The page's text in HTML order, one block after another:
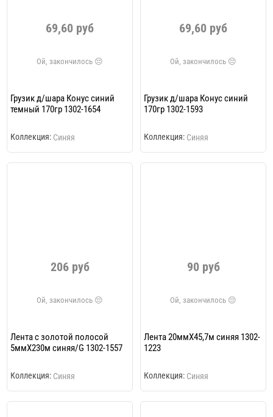
69,60 руб
Грузик д/шара Конус синий
темный 170гр 1302-1654
Коллекция: Синяя
69,60 руб
Грузик д/шара Конус синий
170гр 1302-1593
Коллекция: Синяя
206 руб
Лента с золотой полосой
5ммХ230м синяя/G 1302-1557
Коллекция: Синяя
90 руб
Лента 20ммХ45,7м синяя 1302-
1223
Коллекция: Синяя